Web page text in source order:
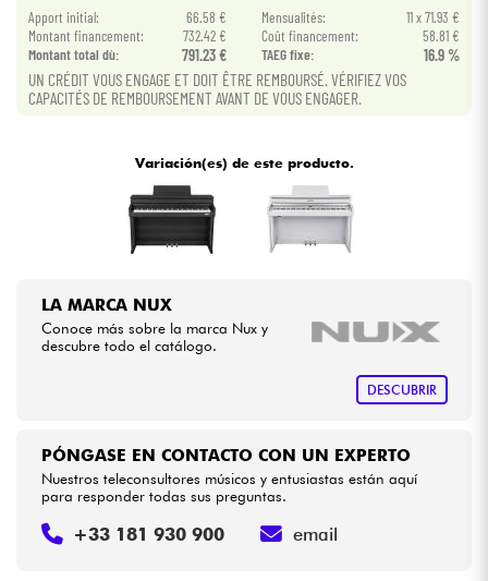
HiFi
Bundle
Apport initial: 66.58 € Mensualités:
11 x 71.93 €
Montant financement:
732.42 € Coût financement:
58.81 €
Montant total dù:
791.23 € TAEG fixe: 16.9 %
UN CRÉDIT VOUS ENGAGE ET DOIT ÊTRE REMBOURSÉ. VÉRIFIEZ VOS
CAPACITÉS DE REMBOURSEMENT AVANT DE VOUS ENGAGER.
Variación(es) de este producto.
LA MARCA NUX
Conoce más sobre la marca Nux y
descubre todo el catálogo.
DESCUBRIR
PÓNGASE EN CONTACTO CON UN EXPERTO
Nuestros teleconsultores músicos y entusiastas están aquí
para responder todas sus preguntas.
+33 181 930 900 email